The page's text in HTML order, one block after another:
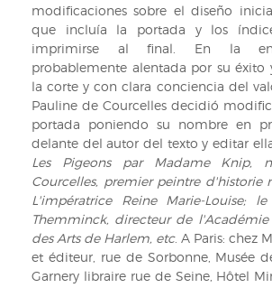
modificaciones sobre el diseño
que incluía la portada y los
imprimirse al final. En la
probablemente alentada por su éxito
la corte y con clara conciencia del
Pauline de Courcelles decidió
portada poniendo su nombre en
delante del autor del texto y editar
Les Pigeons par Madame Knip,
Courcelles, premier peintre d'historie
L'impératrice Reine Marie-Louise;
Themminck, directeur de l'Académie
des Arts de Harlem, etc. A Paris: chez
et éditeur, rue de Sorbonne, Musée
Garnery libraire rue de Seine, Hôtel